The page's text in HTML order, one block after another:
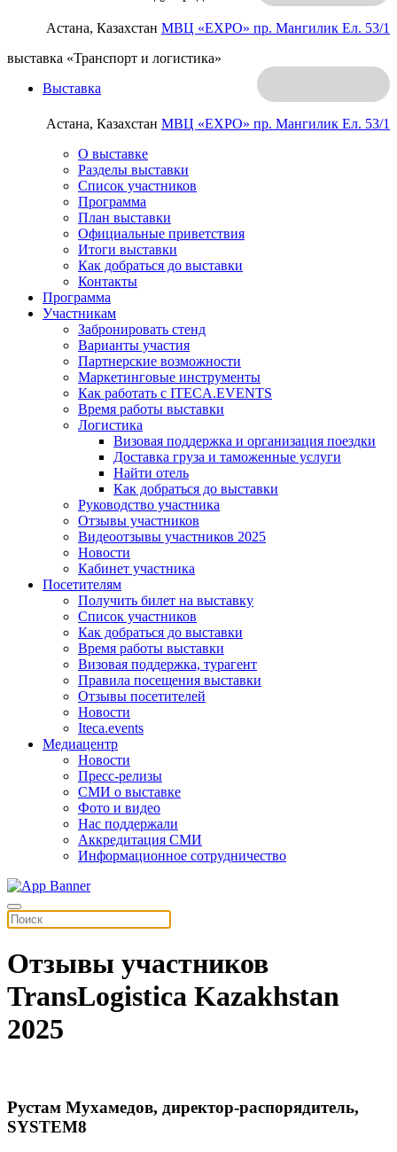
Астана, Казахстан МВЦ «EXPO» пр. Мангилик Ел. 53/1
выставка «Транспорт и логистика»
Астана, Казахстан МВЦ «EXPO» пр. Мангилик Ел. 53/1
Выставка
О выставке
Разделы выставки
Список участников
Программа
План выставки
Официальные приветствия
Итоги выставки
Как добраться до выставки
Контакты
Программа
Участникам
Забронировать стенд
Варианты участия
Партнерские возможности
Маркетинговые инструменты
Как работать с ITECA.EVENTS
Время работы выставки
Логистика
Визовая поддержка и организация поездки
Доставка груза и таможенные услуги
Найти отель
Как добраться до выставки
Руководство участника
Отзывы участников
Видеоотзывы участников 2025
Новости
Кабинет участника
Посетителям
Получить билет на выставку
Список участников
Как добраться до выставки
Время работы выставки
Визовая поддержка, турагент
Правила посещения выставки
Отзывы посетителей
Новости
Iteca.events
Медиацентр
Новости
Пресс-релизы
СМИ о выставке
Фото и видео
Нас поддержали
Аккредитация СМИ
Информационное сотрудничество
Отзывы участников
TransLogistica Kazakhstan
2025
Рустам Мухамедов, директор-распорядитель,
SYSTEM8